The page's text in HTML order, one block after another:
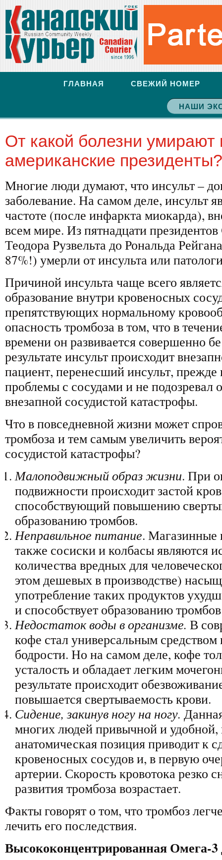
ГЛАВНАЯ СВЕЖИЙ НОМЕР
НАШИ
От какой болезни умирают
американские президенты?
Многие люди думают, что инсульт –
заболевание. На самом деле, инсульт
частоте (после инфаркта миокарда),
всем мире. Из пятнадцати
Теодора Рузвельта до Рональда
87%!) умерли от инсульта или
Причиной инсульта чаще всего
образование внутри кровеносных
препятствующих нормальному
опасность тромбоза в том, что в
времени он развивается совершенно
результате инсульт происходит
пациент, перенесший инсульт, прежде
проблемы с сосудами и не подозревал
внезапной сосудистой катастрофы.
Что в повседневной жизни может
тромбоза и тем самым увеличить
сосудистой катастрофы?
Малоподвижный образ жизни. При
подвижности происходит застой
способствующий повышению
образованию тромбов.
Неправильное питание. Магазинные
также сосиски и колбасы являются
количества вредных для
этом дешевых в производстве)
употребление таких продуктов
и способствует образованию
Недостаток воды в организме. В
кофе стал универсальным
бодрости. Но на самом деле, кофе
усталость и обладает легким
результате происходит
повышается свертываемость крови.
Сидение, закинув ногу на ногу.
многих людей привычной и удобной,
анатомическая позиция приводит к
кровеносных сосудов и, в первую
артерии. Скорость кровотока резко
развития тромбоза возрастает.
Факты говорят о том, что тромбоз
лечить его последствия.
Высококонцентрированная Омега-3